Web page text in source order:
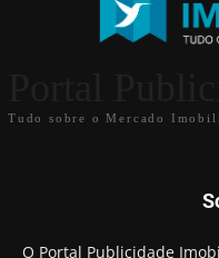
Tudo sobre o Mercado
O Portal Publicidade